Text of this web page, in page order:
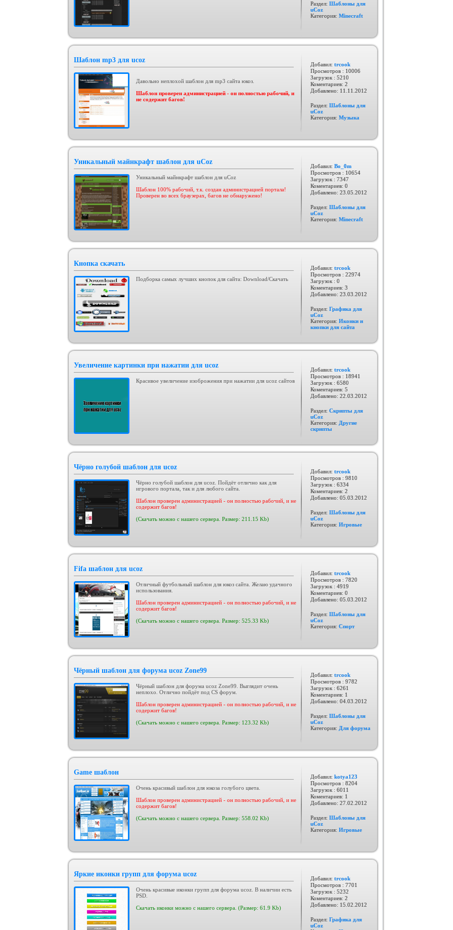
Раздел: Шаблоны для
uCoz
Категория: Minecraft
Шаблон mp3 для ucoz
Давольно неплохой шаблон для mp3 сайта юкоз.
Шаблон проверен администрацией - он полностью рабочий, и
не содержит багов!
Добавил: trcook
Просмотров : 10006
Загрузок : 5210
Коментариев: 2
Добавлено: 11.11.2012
Раздел: Шаблоны для
uCoz
Категория: Музыка
Уникальный майнкрафт шаблон для uCoz
Уникальный майнкрафт шаблон для uCoz
Шаблон 100% рабочий, т.к. создан администрацией портала!
Проверен во всех браузерах, багов не обнаружено!
Добавил: Bo_0m
Просмотров : 10654
Загрузок : 7347
Коментариев: 0
Добавлено: 23.05.2012
Раздел: Шаблоны для
uCoz
Категория: Minecraft
Кнопка скачать
Подборка самых лучших кнопок для сайта: Download/Скачать
Добавил: trcook
Просмотров : 22974
Загрузок : 0
Коментариев: 3
Добавлено: 23.03.2012
Раздел: Графика для
uCoz
Категория: Иконки и
кнопки для сайта
Увеличение картинки при нажатии для ucoz
Красивое увеличение изоброжения при нажатии для ucoz сайтов
Добавил: trcook
Просмотров : 18941
Загрузок : 6580
Коментариев: 5
Добавлено: 22.03.2012
Раздел: Скрипты для
uCoz
Категория: Другие
скрипты
Чёрно голубой шаблон для ucoz
Чёрно голубой шаблон для ucoz. Пойдёт отлично как для
игрового портала, так и для любого сайта.
Шаблон проверен администрацией - он полностью рабочий, и не
содержит багов!
(Скачать можно с нашего сервера. Размер: 211.15 Kb)
Добавил: trcook
Просмотров : 9810
Загрузок : 6334
Коментариев: 2
Добавлено: 05.03.2012
Раздел: Шаблоны для
uCoz
Категория: Игровые
Fifa шаблон для ucoz
Отличный футбольный шаблон для юкоз сайта. Желаю удачного
использования.
Шаблон проверен администрацией - он полностью рабочий, и не
содержит багов!
(Скачать можно с нашего сервера. Размер: 525.33 Kb)
Добавил: trcook
Просмотров : 7820
Загрузок : 4919
Коментариев: 0
Добавлено: 05.03.2012
Раздел: Шаблоны для
uCoz
Категория: Спорт
Чёрный шаблон для форума ucoz Zone99
Чёрный шаблон для форума ucoz Zone99. Выглядит очень
неплохо. Отлично пойдёт под CS форум.
Шаблон проверен администрацией - он полностью рабочий, и не
содержит багов!
(Скачать можно с нашего сервера. Размер: 123.32 Kb)
Добавил: trcook
Просмотров : 9782
Загрузок : 6261
Коментариев: 1
Добавлено: 04.03.2012
Раздел: Шаблоны для
uCoz
Категория: Для форума
Game шаблон
Очень красивый шаблон для юкоза голубого цвета.
Шаблон проверен администрацией - он полностью рабочий, и не
содержит багов!
(Скачать можно с нашего сервера. Размер: 558.02 Kb)
Добавил: kotya123
Просмотров : 8204
Загрузок : 6011
Коментариев: 1
Добавлено: 27.02.2012
Раздел: Шаблоны для
uCoz
Категория: Игровые
Яркие иконки групп для форума ucoz
Очень красивые иконки групп для форума ucoz. В наличии есть
PSD.
Скачать иконки можно с нашего сервера. (Размер: 61.9 Kb)
Добавил: trcook
Просмотров : 7701
Загрузок : 5232
Коментариев: 2
Добавлено: 15.02.2012
Раздел: Графика для
uCoz